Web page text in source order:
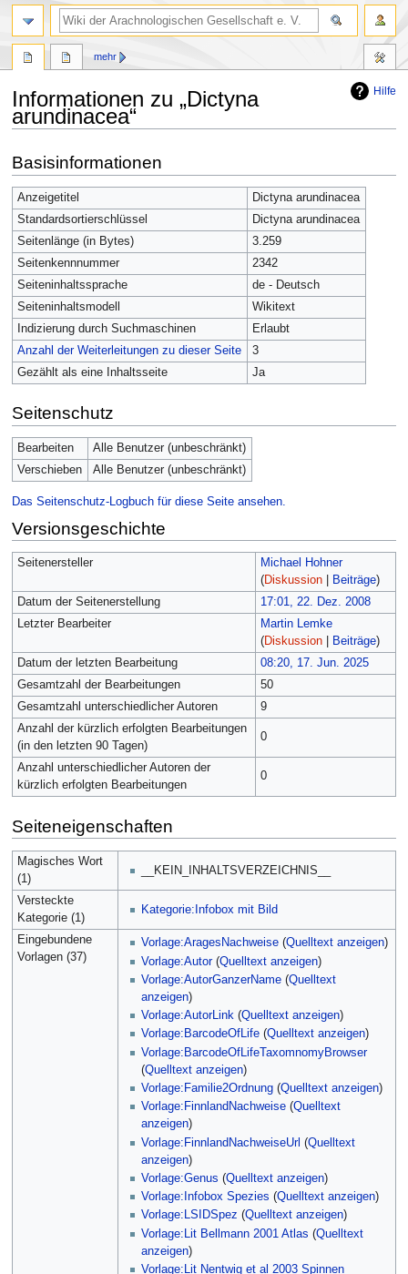
Hilfe
Informationen zu „Dictyna
arundinacea“
Navigation
springen
Suche
springen
Basisinformationen
Anzeigetitel
Dictyna arundinacea
Standardsortierschlüssel
Dictyna arundinacea
Seitenlänge (in Bytes)
3.259
Seitenkennnummer
2342
Seiteninhaltssprache
de - Deutsch
Seiteninhaltsmodell
Wikitext
Indizierung durch Suchmaschinen
Erlaubt
Anzahl der Weiterleitungen zu dieser Seite
3
Gezählt als eine Inhaltsseite
Ja
Seitenschutz
Bearbeiten
Alle Benutzer (unbeschränkt)
Verschieben
Alle Benutzer (unbeschränkt)
Das Seitenschutz-Logbuch für diese Seite ansehen.
Versionsgeschichte
Seitenersteller
Michael Hohner
(Diskussion| Beiträge)
Datum der Seitenerstellung
17:01, 22. Dez. 2008
Letzter Bearbeiter
Martin Lemke
(Diskussion| Beiträge)
Datum der letzten Bearbeitung
08:20, 17. Jun. 2025
Gesamtzahl der Bearbeitungen
50
Gesamtzahl unterschiedlicher Autoren
9
Anzahl der kürzlich erfolgten Bearbeitungen
(in den letzten 90 Tagen)
0
Anzahl unterschiedlicher Autoren der
kürzlich erfolgten Bearbeitungen
0
Seiteneigenschaften
Magisches Wort
(1)
__KEIN_INHALTSVERZEICHNIS__
Versteckte
Kategorie (1)
Kategorie:Infobox mit Bild
Eingebundene
Vorlagen (37)
Vorlage:AragesNachweise (Quelltext anzeigen)
Vorlage:Autor(Quelltext anzeigen)
Vorlage:AutorGanzerName (Quelltext
anzeigen)
Vorlage:AutorLink (Quelltext anzeigen)
Vorlage:BarcodeOfLife (Quelltext anzeigen)
Vorlage:BarcodeOfLifeTaxomnomyBrowser
(Quelltext anzeigen)
Vorlage:Familie2Ordnung (Quelltext anzeigen)
Vorlage:FinnlandNachweise (Quelltext
anzeigen)
Vorlage:FinnlandNachweiseUrl (Quelltext
anzeigen)
Vorlage:Genus (Quelltext anzeigen)
Vorlage:Infobox Spezies (Quelltext anzeigen)
Vorlage:LSIDSpez (Quelltext anzeigen)
Vorlage:Lit Bellmann 2001 Atlas (Quelltext
anzeigen)
Vorlage:Lit Nentwig et al 2003 Spinnen
mehr